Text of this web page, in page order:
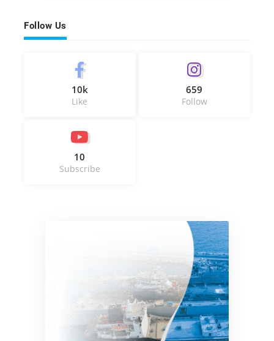
Follow Us
10k
Like
659
Follow
10
Subscribe